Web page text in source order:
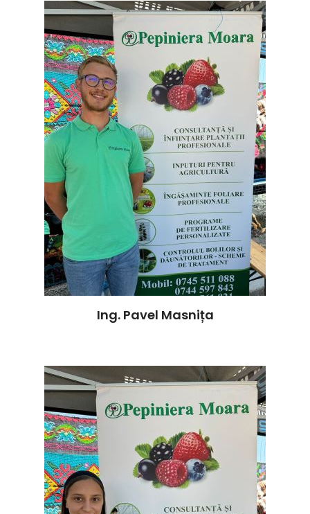
Ing. Pavel Masnița